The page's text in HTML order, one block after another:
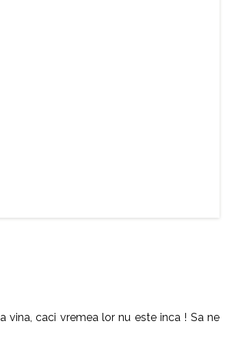
vina, caci vremea lor nu este inca ! Sa ne